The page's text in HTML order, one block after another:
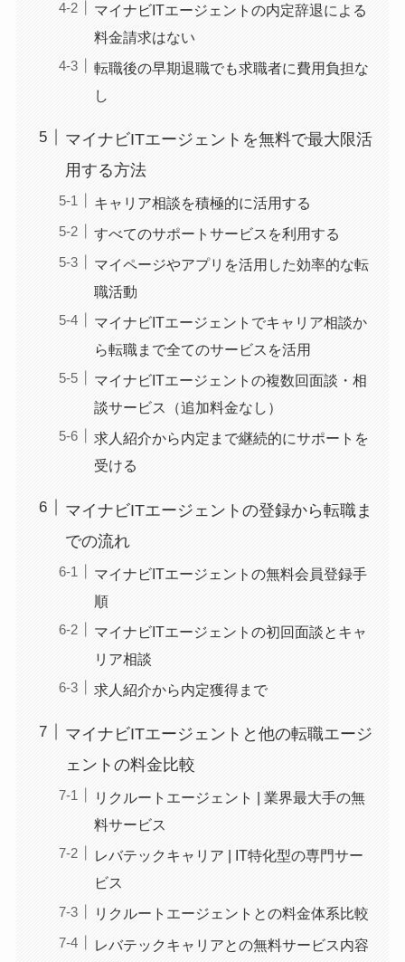
マイナビITエージェントの内定辞退による
料金請求はない
転職後の早期退職でも求職者に費用負担な
し
マイナビITエージェントを無料で最大限活
用する方法
キャリア相談を積極的に活用する
すべてのサポートサービスを利用する
マイページやアプリを活用した効率的な転
職活動
マイナビITエージェントでキャリア相談か
ら転職まで全てのサービスを活用
マイナビITエージェントの複数回面談・相
談サービス（追加料金なし）
求人紹介から内定まで継続的にサポートを
受ける
マイナビITエージェントの登録から転職ま
での流れ
マイナビITエージェントの無料会員登録手
順
マイナビITエージェントの初回面談とキャ
リア相談
求人紹介から内定獲得まで
マイナビITエージェントと他の転職エージ
ェントの料金比較
リクルートエージェント | 業界最大手の無
料サービス
レバテックキャリア | IT特化型の専門サー
ビス
リクルートエージェントとの料金体系比較
レバテックキャリアとの無料サービス内容